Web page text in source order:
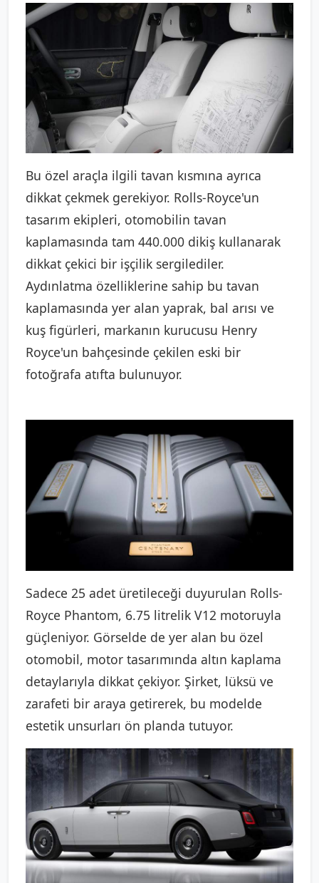
Bu özel araçla ilgili tavan kısmına ayrıca
dikkat çekmek gerekiyor. Rolls-Royce'un
tasarım ekipleri, otomobilin tavan
kaplamasında tam 440.000 dikiş kullanarak
dikkat çekici bir işçilik sergilediler.
Aydınlatma özelliklerine sahip bu tavan
kaplamasında yer alan yaprak, bal arısı ve
kuş figürleri, markanın kurucusu Henry
Royce'un bahçesinde çekilen eski bir
fotoğrafa atıfta bulunuyor.
Sadece 25 adet üretileceği duyurulan Rolls-
Royce Phantom, 6.75 litrelik V12 motoruyla
güçleniyor. Görselde de yer alan bu özel
otomobil, motor tasarımında altın kaplama
detaylarıyla dikkat çekiyor. Şirket, lüksü ve
zarafeti bir araya getirerek, bu modelde
estetik unsurları ön planda tutuyor.